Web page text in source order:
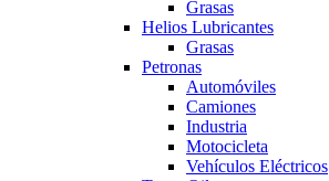
Grasas
Helios Lubricantes
Grasas
Petronas
Automóviles
Camiones
Industria
Motocicleta
Vehículos Eléctricos​